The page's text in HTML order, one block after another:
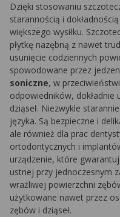
Dzięki stosowaniu
starannością i
większego wysiłku.
płytkę nazębną z nawet
usunięcie codziennych
spowodowane przez
soniczne, w
odpowiedników, dokładnie
dziąseł. Niezwykle
języka. Są bezpieczne i
ale również dla prac
ortodontycznych i
urządzenie, które
ustnej przy jednoczesnym
wrażliwej powierzchni
użytkowane nawet przez
zębów i dziąseł.